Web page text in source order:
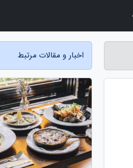
اخبار و مقالات مرتبط